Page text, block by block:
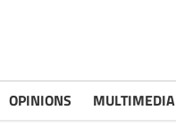
OPINIONS MULTIMEDIA